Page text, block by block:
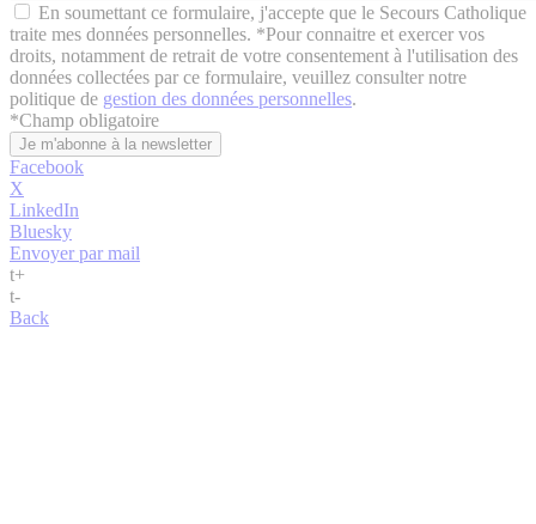
En soumettant ce formulaire, j'accepte que le Secours Catholique
traite mes données personnelles. *Pour connaitre et exercer vos
droits, notamment de retrait de votre consentement à l'utilisation des
données collectées par ce formulaire, veuillez consulter notre
politique de gestion des données personnelles.
*Champ obligatoire
Facebook
X
LinkedIn
Bluesky
Envoyer par mail
t+
t-
Back